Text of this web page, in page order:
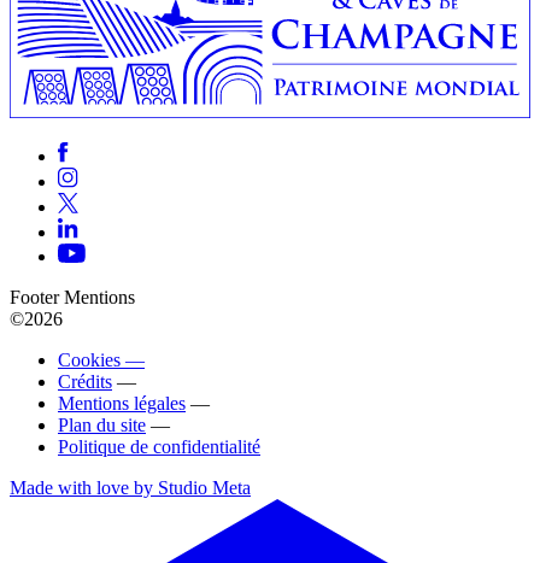
Footer Mentions
©2026
Cookies —
Crédits —
Mentions légales —
Plan du site —
Politique de confidentialité
Made with love by Studio Meta